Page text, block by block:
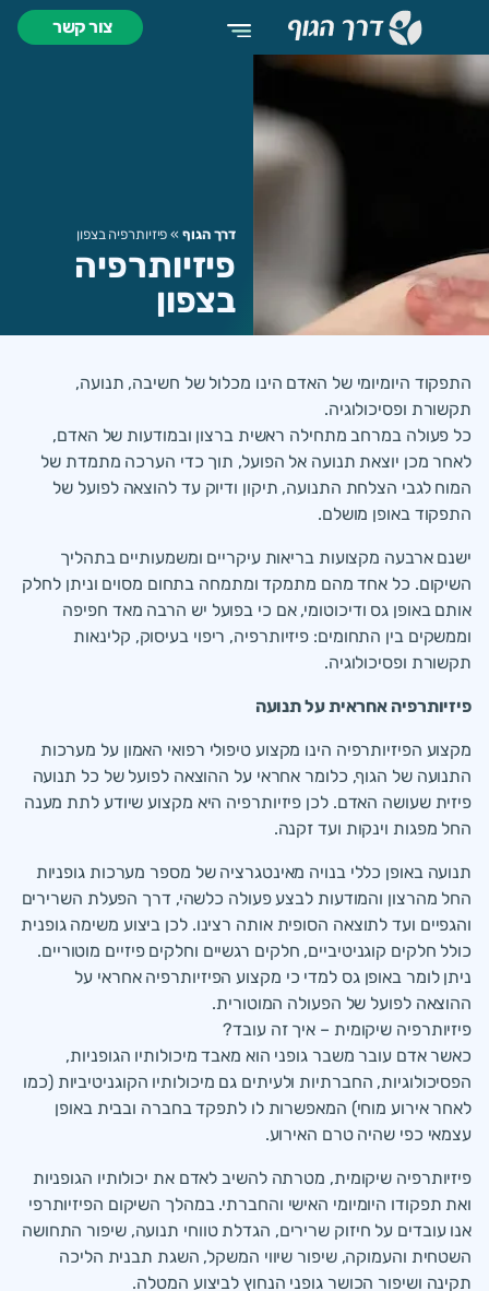
צור קשר
דרך הגוף» פיזיותרפיה בצפון
פיזיותרפיה
בצפון
התפקוד היומיומי של האדם הינו מכלול של חשיבה, תנועה,
תקשורת ופסיכולוגיה.
כל פעולה במרחב מתחילה ראשית ברצון ובמודעות של האדם,
לאחר מכן יוצאת תנועה אל הפועל, תוך כדי הערכה מתמדת של
המוח לגבי הצלחת התנועה, תיקון ודיוק עד להוצאה לפועל של
התפקוד באופן מושלם.
ישנם ארבעה מקצועות בריאות עיקריים ומשמעותיים בתהליך
השיקום. כל אחד מהם מתמקד ומתמחה בתחום מסוים וניתן לחלק
אותם באופן גס ודיכוטומי, אם כי בפועל יש הרבה מאד חפיפה
וממשקים בין התחומים: פיזיותרפיה, ריפוי בעיסוק, קלינאות
תקשורת ופסיכולוגיה.
פיזיותרפיה אחראית על תנועה
מקצוע הפיזיותרפיה הינו מקצוע טיפולי רפואי האמון על מערכות
התנועה של הגוף, כלומר אחראי על ההוצאה לפועל של כל תנועה
פיזית שעושה האדם. לכן פיזיותרפיה היא מקצוע שיודע לתת מענה
החל מפגות וינקות ועד זקנה.
תנועה באופן כללי בנויה מאינטגרציה של מספר מערכות גופניות
החל מהרצון והמודעות לבצע פעולה כלשהי, דרך הפעלת השרירים
והגפיים ועד לתוצאה הסופית אותה רצינו. לכן ביצוע משימה גופנית
כולל חלקים קוגניטיביים, חלקים רגשיים וחלקים פיזיים מוטוריים.
ניתן לומר באופן גס למדי כי מקצוע הפיזיותרפיה אחראי על
ההוצאה לפועל של הפעולה המוטורית.
פיזיותרפיה שיקומית – איך זה עובד?
כאשר אדם עובר משבר גופני הוא מאבד מיכולותיו הגופניות,
הפסיכולוגיות, החברתיות ולעיתים גם מיכולותיו הקוגניטיביות (כמו
לאחר אירוע מוחי) המאפשרות לו לתפקד בחברה ובבית באופן
עצמאי כפי שהיה טרם האירוע.
פיזיותרפיה שיקומית, מטרתה להשיב לאדם את יכולותיו הגופניות
ואת תפקודו היומיומי האישי והחברתי. במהלך השיקום הפיזיותרפי
אנו עובדים על חיזוק שרירים, הגדלת טווחי תנועה, שיפור התחושה
השטחית והעמוקה, שיפור שיווי המשקל, השגת תבנית הליכה
תקינה ושיפור הכושר גופני הנחוץ לביצוע המטלה.